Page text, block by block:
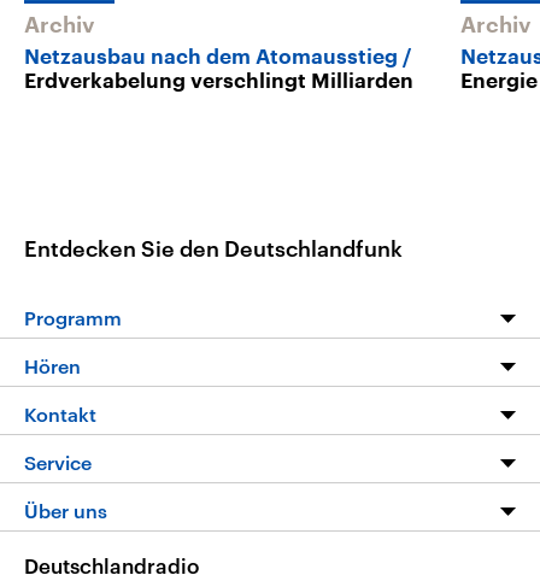
Archiv
Netzausbau nach dem Atomausstieg
Erdverkabelung verschlingt Milliarden
Archiv
Energie
Entdecken Sie den Deutschlandfunk
Programm
Programm
Die Nachrichten
Nachrichtenleicht
Neue Beiträge auf dlf.de
Hören
Livestream
Podcasts
Deutschlandfunk App
Nachrichten App
Kontakt
Hörerservice
Service
FAQ
Über uns
Deutschlandradio